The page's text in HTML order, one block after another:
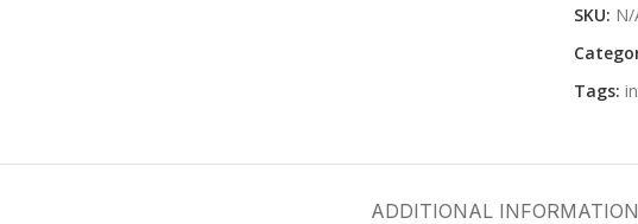
SKU: N/
Tags:
ADDITIONAL INFORMATION